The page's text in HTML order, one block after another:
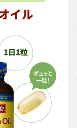
イル